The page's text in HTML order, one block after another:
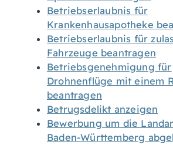
Betriebserlaubnis für
Krankenhausapotheke
Betriebserlaubnis für
Fahrzeuge beantragen
Betriebsgenehmigung für
Drohnenflüge mit einem
beantragen
Betrugsdelikt anzeigen
Bewerbung um die
Baden-Württemberg